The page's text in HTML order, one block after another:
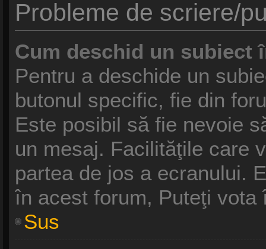
Probleme de scriere/
Cum deschid un subiect
Pentru a deschide un
butonul specific, fie din
Este posibil să fie nevoie
un mesaj. Facilităţile care
partea de jos a ecranului.
în acest forum, Puteţi vota
Sus